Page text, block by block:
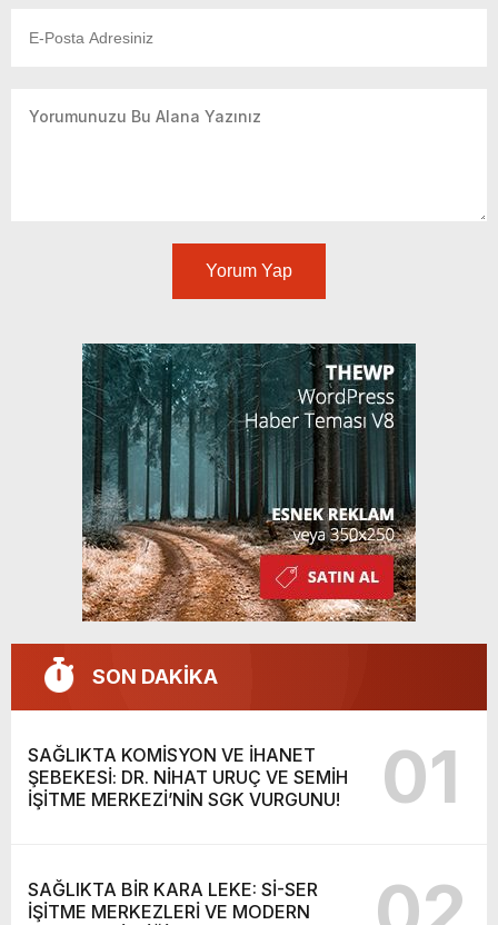
Yorum Yap
SON DAKİKA
SAĞLIKTA KOMİSYON VE İHANET
ŞEBEKESİ: DR. NİHAT URUÇ VE SEMİH
İŞİTME MERKEZİ’NİN SGK VURGUNU!
01
SAĞLIKTA BİR KARA LEKE: Sİ-SER
İŞİTME MERKEZLERİ VE MODERN